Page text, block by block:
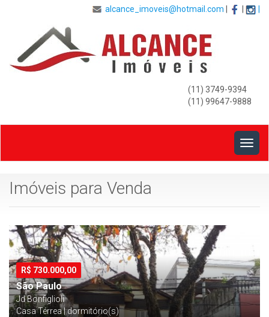
alcance_imoveis@hotmail.com
(11) 3749-9394
(11) 99647-9888
Imóveis para Venda
R$ 730.000,00
São Paulo
Jd Bonfiglioli
Casa Térrea | dormitório(s)